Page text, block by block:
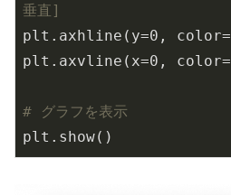
垂直]
plt.axhline(y=0 , color=
plt.axvline(x=0 , color=
# グラフを表示
plt.show()